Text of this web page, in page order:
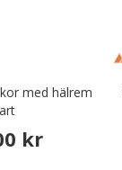
med hälrem
kr